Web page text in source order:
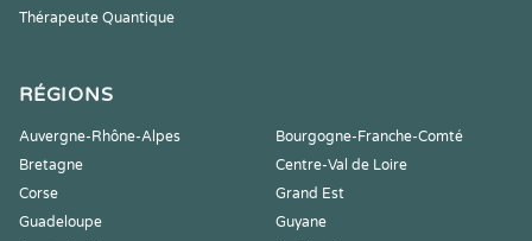
Thérapeute Quantique
RÉGIONS
Auvergne-Rhône-Alpes
Bourgogne-Franche-Comté
Bretagne
Centre-Val de Loire
Corse
Grand Est
Guadeloupe
Guyane